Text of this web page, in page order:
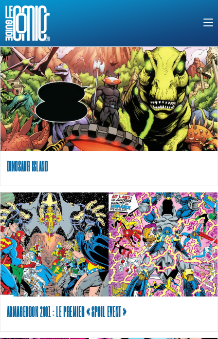
DINOSAUR ISLAND
ARMAGEDDON 2001 : LE PREMIER « SPOIL EVENT »